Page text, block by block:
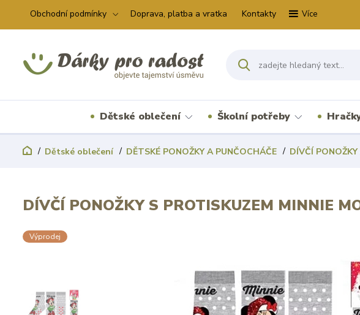
Obchodní podmínky Doprava, platba a vratka Kontakty Více
Dětské oblečení Školní potřeby
Dětské oblečení DĚTSKÉ PONOŽKY A PUNČOCHÁČE DÍVČÍ
DÍVČÍ PONOŽKY S PROTISKUZEM MINNIE
Výprodej